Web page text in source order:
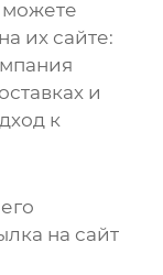
их сайте:
и
к
на сайт